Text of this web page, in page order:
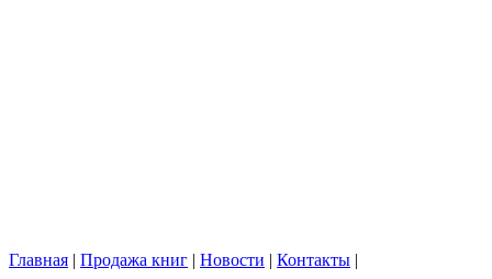
Главная | Продажа книг | Новости | Контакты |